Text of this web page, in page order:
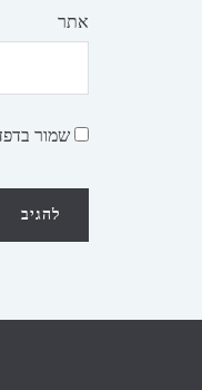
אתר
שמור